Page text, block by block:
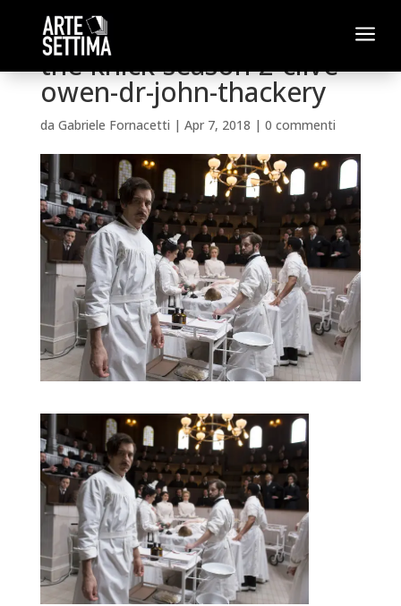
a
the-knick-season-2-clive-
owen-dr-john-thackery
da Gabriele Fornacetti | Apr 7, 2018 | 0 commenti